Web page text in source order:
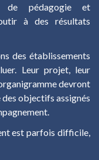
de pédagogie et
à des résultats
des établissements
Leur projet, leur
devront
objectifs assignés
est parfois difficile,